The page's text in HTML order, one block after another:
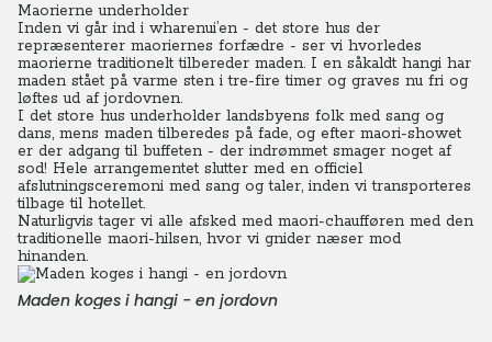
Maorierne underholder
Inden vi går ind i wharenui’en - det store hus der
repræsenterer maoriernes forfædre - ser vi hvorledes
maorierne traditionelt tilbereder maden. I en såkaldt hangi har
maden stået på varme sten i tre-fire timer og graves nu fri og
løftes ud af jordovnen.
I det store hus underholder landsbyens folk med sang og
dans, mens maden tilberedes på fade, og efter maori-showet
er der adgang til buffeten - der indrømmet smager noget af
sod! Hele arrangementet slutter med en officiel
afslutningsceremoni med sang og taler, inden vi transporteres
tilbage til hotellet.
Naturligvis tager vi alle afsked med maori-chaufføren med den
traditionelle maori-hilsen, hvor vi gnider næser mod
hinanden.
Maden koges i hangi - en jordovn